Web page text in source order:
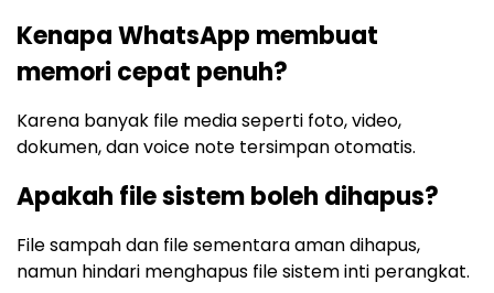
Kenapa WhatsApp membuat
memori cepat penuh?
Karena banyak file media seperti foto, video,
dokumen, dan voice note tersimpan otomatis.
Apakah file sistem boleh dihapus?
File sampah dan file sementara aman dihapus,
namun hindari menghapus file sistem inti perangkat.